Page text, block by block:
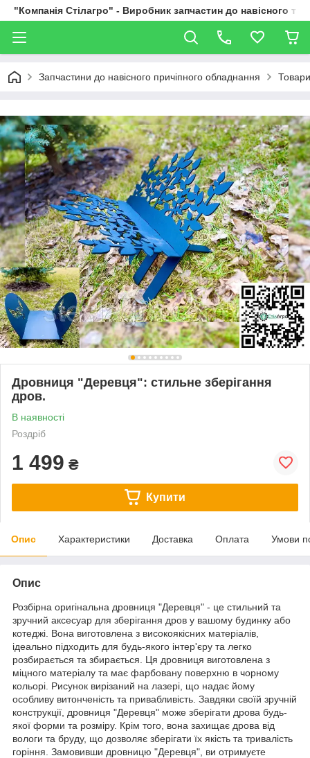
"Компанія Стілагро" - Виробник запчастин до навісного та
Запчастини до навісного причіпного обладнання
Дровниця "Деревця": стильне зберігання
дров.
В наявності
Роздріб
1 499 ₴
Купити
Опис Характеристики Доставка Оплата Умови
Опис
Розбірна оригінальна дровниця "Деревця" - це стильний та
зручний аксесуар для зберігання дров у вашому будинку або
котеджі. Вона виготовлена з високоякісних матеріалів,
ідеально підходить для будь-якого інтер'єру та легко
розбирається та збирається. Ця дровниця виготовлена з
міцного матеріалу та має фарбовану поверхню в чорному
кольорі. Рисунок вирізаний на лазері, що надає йому
особливу витонченість та привабливість. Завдяки своїй зручній
конструкції, дровниця "Деревця" може зберігати дрова будь-
якої форми та розміру. Крім того, вона захищає дрова від
вологи та бруду, що дозволяє зберігати їх якість та тривалість
горіння. Замовивши дровницю "Деревця", ви отримуєте